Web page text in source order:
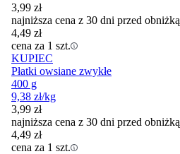
3,99 zł
najniższa cena z 30 dni przed obniżką
4,49 zł
cena za 1 szt.
KUPIEC
Płatki owsiane zwykłe
400 g
9,38 zł/kg
3,99 zł
najniższa cena z 30 dni przed obniżką
4,49 zł
cena za 1 szt.